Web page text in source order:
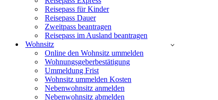
Reisepass für Kinder
Reisepass Dauer
Zweitpass beantragen
Reisepass im Ausland beantragen
Wohnsitz
Online den Wohnsitz ummelden
Wohnungsgeberbestätigung
Ummeldung Frist
Wohnsitz ummelden Kosten
Nebenwohnsitz anmelden
Nebenwohnsitz abmelden